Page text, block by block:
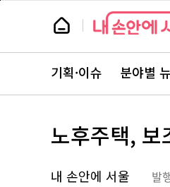
본
뉴
스
뉴
스
주
서
바
로
기획·이슈 분야별
노후주택,
내 손안에 서울 발
페